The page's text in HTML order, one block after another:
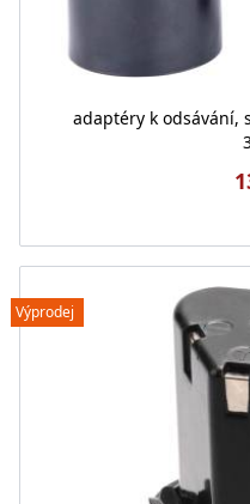
adaptéry k odsávání,
Výprodej